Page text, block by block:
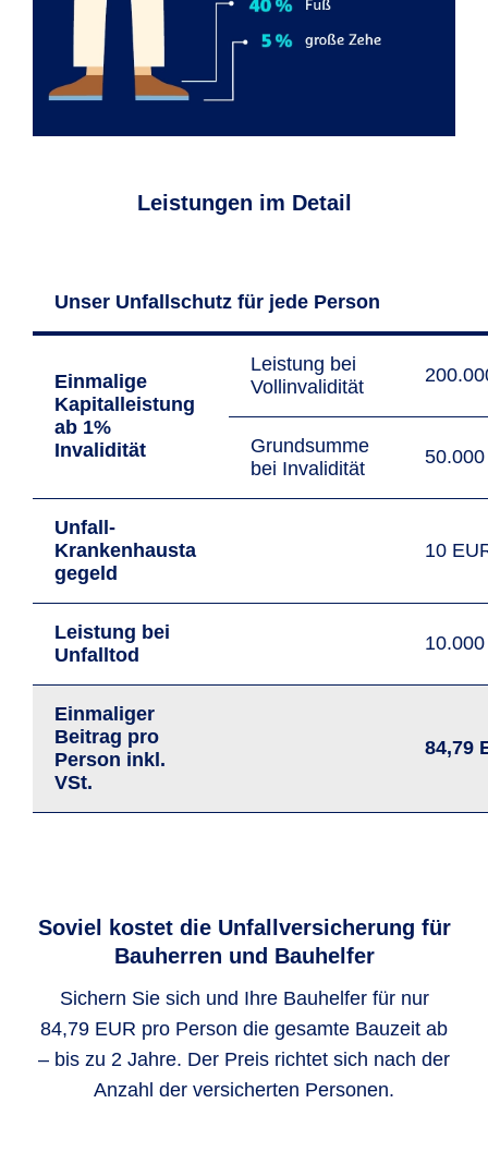
Leistungen im Detail
Unser Unfallschutz für jede Person
Einmalige
Kapitalleistung
ab 1%
Invalidität
Leistung bei
Vollinvalidität
Grundsumme
bei Invalidität
Unfall-
Krankenhausta
gegeld
10
Leistung bei
Unfalltod
Einmaliger
Beitrag pro
Person inkl.
VSt.
84,79
Soviel kostet die Unfallversicherung für
Bauherren und Bauhelfer
Sichern Sie sich und Ihre Bauhelfer für nur
84,79 EUR pro Person die gesamte Bauzeit ab
– bis zu 2 Jahre. Der Preis richtet sich nach der
Anzahl der versicherten Personen.